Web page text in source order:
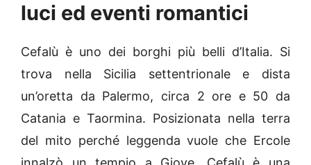
luci ed eventi romantici
Cefalù è uno dei borghi più belli d’Italia. Si
trova nella Sicilia settentrionale e dista
un’oretta da Palermo, circa 2 ore e 50 da
Catania e Taormina. Posizionata nella terra
del mito perché leggenda vuole che Ercole